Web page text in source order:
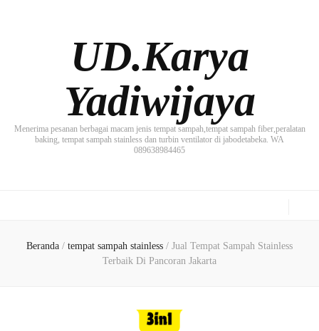
UD.Karya
Yadiwijaya
Menerima pesanan berbagai macam jenis tempat sampah,tempat sampah fiber,peralatan
baking, tempat sampah stainless dan turbin ventilator di jabodetabeka. WA
089638984465
Beranda / tempat sampah stainless / Jual Tempat Sampah Stainless
Terbaik Di Pancoran Jakarta